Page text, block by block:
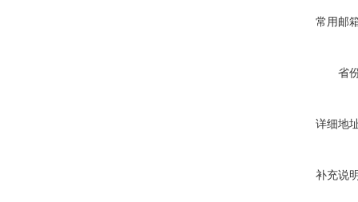
常用邮
省
详细地
补充说